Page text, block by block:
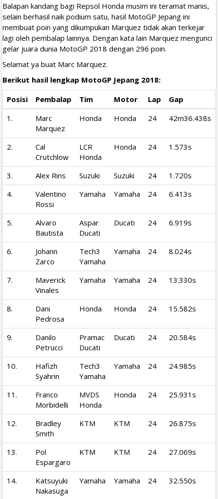
Balapan kandang bagi Repsol Honda musim ini teramat manis,
selain berhasil naik podium satu, hasil MotoGP Jepang ini
membuat poin yang dikumpukan Marquez tidak akan terkejar
lagi oleh pembalap lainnya. Dengan kata lain Marquez mengunci
gelar juara dunia MotoGP 2018 dengan 296 poin.
Selamat ya buat Marc Marquez.
Berikut hasil lengkap MotoGP Jepang 2018:
Posisi
Pembalap Tim Motor Lap
Gap
1.
Marc
Marquez
Honda Honda 24 42m36.438s
2.
Cal
Crutchlow
LCR
Honda
Honda 24 1.573s
3. Alex Rins Suzuki Suzuki 24
1.720s
4.
Valentino
Rossi
Yamaha Yamaha 24 6.413s
5.
Alvaro
Bautista
Aspar
Ducati
Ducati 24 6.919s
6.
Johann
Zarco
Tech3
Yamaha
Yamaha 24 8.024s
7.
Maverick
Vinales
Yamaha Yamaha 24 13.330s
8.
Dani
Pedrosa
Honda Honda 24 15.582s
9.
Danilo
Petrucci
Pramac
Ducati
Ducati 24 20.584s
10.
Hafizh
Syahrin
Tech3
Yamaha
Yamaha 24 24.985s
11.
Franco
Morbidelli
MVDS
Honda
Honda 24 25.931s
12.
Bradley
Smith
KTM KTM 24 26.875s
13.
Pol
Espargaro
KTM KTM 24 27.069s
14.
Katsuyuki
Nakasuga
Yamaha Yamaha 24 32.550s